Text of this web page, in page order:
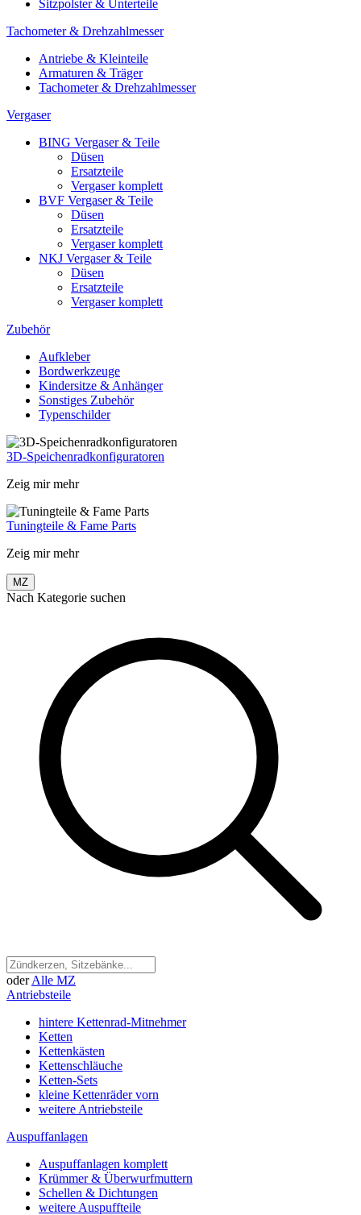
Sitzpolster & Unterteile
Tachometer & Drehzahlmesser
Antriebe & Kleinteile
Armaturen & Träger
Tachometer & Drehzahlmesser
Vergaser
BING Vergaser & Teile
Düsen
Ersatzteile
Vergaser komplett
BVF Vergaser & Teile
Düsen
Ersatzteile
Vergaser komplett
NKJ Vergaser & Teile
Düsen
Ersatzteile
Vergaser komplett
Zubehör
Aufkleber
Bordwerkzeuge
Kindersitze & Anhänger
Sonstiges Zubehör
Typenschilder
3D-Speichenradkonfiguratoren
Zeig mir mehr
Tuningteile & Fame Parts
Zeig mir mehr
MZ
Nach Kategorie suchen
oder Alle MZ
Antriebsteile
hintere Kettenrad-Mitnehmer
Ketten
Kettenkästen
Kettenschläuche
Ketten-Sets
kleine Kettenräder vorn
weitere Antriebsteile
Auspuffanlagen
Auspuffanlagen komplett
Krümmer & Überwurfmuttern
Schellen & Dichtungen
weitere Auspuffteile